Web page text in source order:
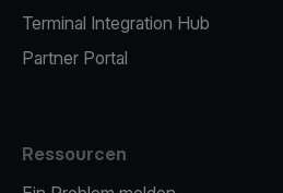
Terminal Integration Hub
Partner Portal
Ressourcen